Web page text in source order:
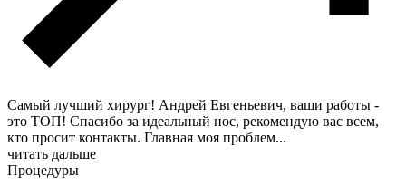
Самый лучший хирург! Андрей Евгеньевич, ваши работы -
это ТОП! Спасибо за идеальный нос, рекомендую вас всем,
кто просит контакты. Главная моя проблем...
читать дальше
Процедуры